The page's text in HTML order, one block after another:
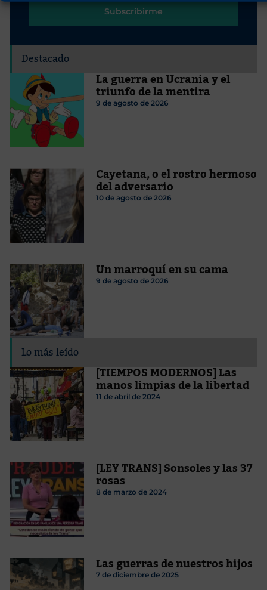
Subscribirme
Destacado
La guerra en Ucrania y el
triunfo de la mentira
9 de agosto de 2026
Cayetana, o el rostro hermoso
del adversario
10 de agosto de 2026
Un marroquí en su cama
9 de agosto de 2026
Lo más leído
[TIEMPOS MODERNOS] Las
manos limpias de la libertad
11 de abril de 2024
[LEY TRANS] Sonsoles y las 37
rosas
8 de marzo de 2024
Las guerras de nuestros hijos
7 de diciembre de 2025